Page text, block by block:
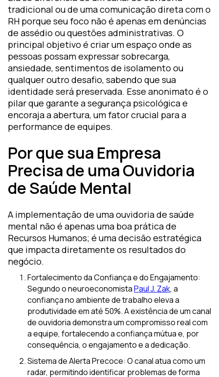
tradicional ou de uma comunicação direta com o
RH porque seu foco não é apenas em denúncias
de assédio ou questões administrativas. O
principal objetivo é criar um espaço onde as
pessoas possam expressar sobrecarga,
ansiedade, sentimentos de isolamento ou
qualquer outro desafio, sabendo que sua
identidade será preservada. Esse anonimato é o
pilar que garante a segurança psicológica e
encoraja a abertura, um fator crucial para a
performance de equipes.
Por que sua Empresa
Precisa de uma Ouvidoria
de Saúde Mental
A implementação de uma ouvidoria de saúde
mental não é apenas uma boa prática de
Recursos Humanos; é uma decisão estratégica
que impacta diretamente os resultados do
negócio.
Fortalecimento da Confiança e do Engajamento:
Segundo o neuroeconomistaPaul J. Zak, a
confiança no ambiente de trabalho eleva a
produtividade em até 50%. A existência de um canal
de ouvidoria demonstra um compromisso real com
a equipe, fortalecendo a confiança mútua e, por
consequência, o engajamento e a dedicação.
Sistema de Alerta Precoce: O canal atua como um
radar, permitindo identificar problemas de forma